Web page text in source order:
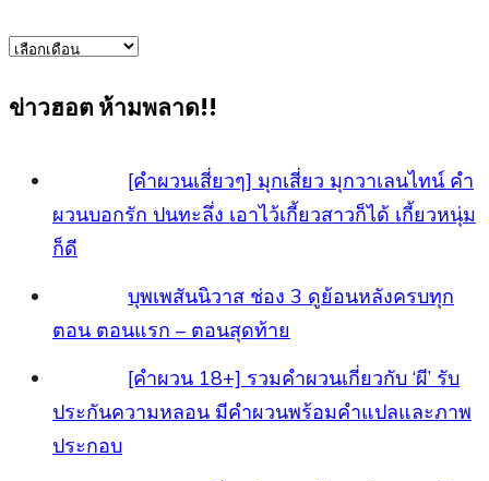
ข่าว
ข่าวฮอต ห้ามพลาด!!
[คำผวนเสี่ยวๆ] มุกเสี่ยว มุกวาเลนไทน์ คำ
ผวนบอกรัก ปนทะลึ่ง เอาไว้เกี้ยวสาวก็ได้ เกี้ยวหนุ่ม
ก็ดี
บุพเพสันนิวาส ช่อง 3 ดูย้อนหลังครบทุก
ตอน ตอนแรก – ตอนสุดท้าย
[คําผวน 18+] รวม
คำผวนเกี่ยวกับ ‘ผี’ รับประกันความหลอน มีคำผวน
พร้อมคำแปลและภาพประกอบ